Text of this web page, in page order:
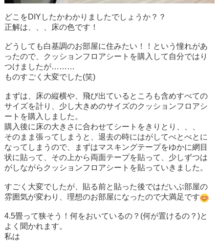
どこをDIYしたかわかりましたでしょうか？？
正解は、、、床の色です！
どうしても白基調のお部屋に住みたい！！という憧れがあ
ったので、クッションフロアシートを購入して自分ではり
つけましたが………
ものすごく大変でした(笑)
まずは、床の縦横や、飛び出ているところも含めすべての
サイズを計り、少し大きめのサイズのクッションフロアシ
ートを購入しました。
購入後に床の大きさに合わせてシートをきりとり、、、
そのまま張ってしまうと、退去の時にはがしてべとべとに
なってしまうので、まずはマスキングテープをゆかに網目
状に貼って、その上から両面テープを貼って、少しずつは
がしながらクッションフロアシートを貼っていきました。
すごく大変でしたが、貼る前と貼った後ではだいぶ部屋の
雰囲気が変わり、理想のお部屋になったので大満足です
4.5畳って狭そう！何をおいているの？(何が置けるの？)と
よく聞かれます。
私は